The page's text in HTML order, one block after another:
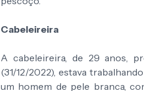
Cabeleireira
A cabeleireira, de 29 anos,
(31/12/2022), estava
um homem de pele branca,